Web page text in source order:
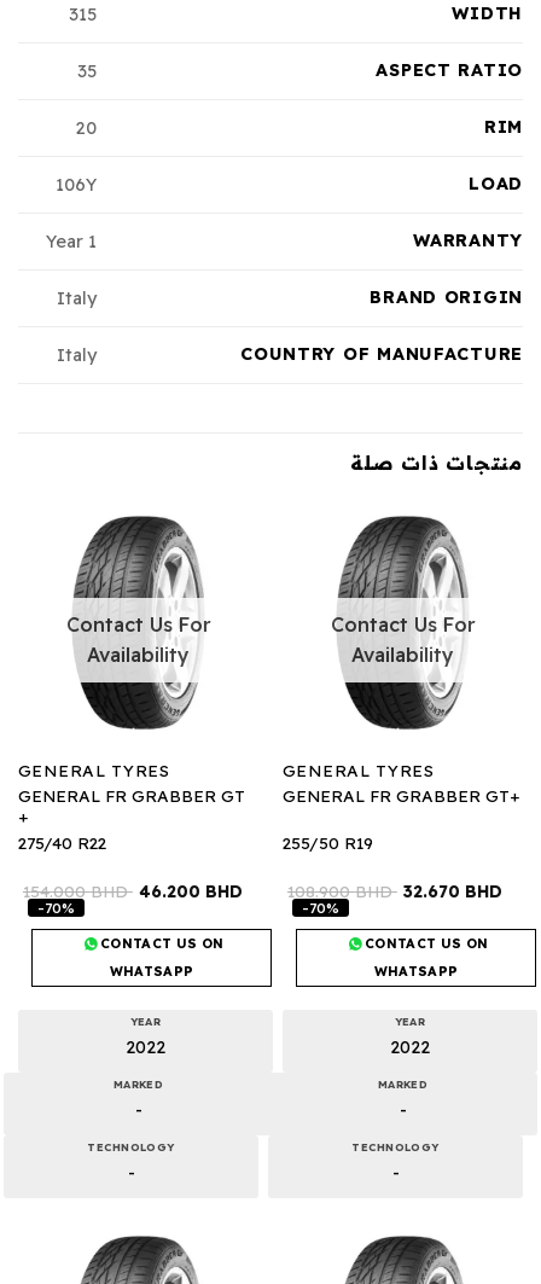
WIDTH
315
ASPECT RATIO
35
RIM
20
LOAD
106Y
WARRANTY
1 Year
BRAND ORIGIN
Italy
COUNTRY OF MANUFACTURE
Italy
منتجات ذات صلة
Contact Us For
Availability
GENERAL TYRES
GENERAL FR GRABBER GT+
255/50 R19
108.900BHD 32.670 BHD
-70%
CONTACT US ON
WHATSAPP
YEAR
2022
MARKED
-
TECHNOLOGY
-
Contact Us For
Availability
GENERAL TYRES
GENERAL FR GRABBER GT
+
275/40 R22
154.000BHD 46.200 BHD
-70%
CONTACT US ON
WHATSAPP
YEAR
2022
MARKED
-
TECHNOLOGY
-